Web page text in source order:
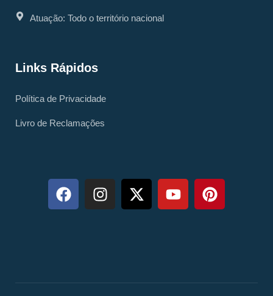
Atuação: Todo o território nacional
Links Rápidos
Política de Privacidade
Livro de Reclamações